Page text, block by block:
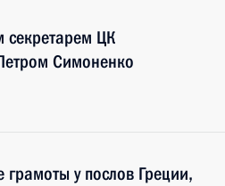
секретарем ЦК
Симоненко
у послов Греции,